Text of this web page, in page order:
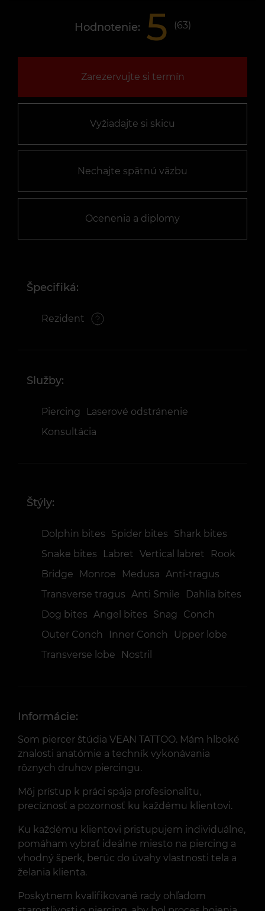
Hodnotenie: 5 (63)
Zarezervujte si termín
Vyžiadajte si skicu
Nechajte spätnú väzbu
Ocenenia a diplomy
Špecifiká:
Rezident
Služby:
Piercing
Laserové odstránenie
Konsultácia
Štýly:
Dolphin bites Spider bites
Shark bites
Snake bites
Labret Vertical labret
Rook
Bridge
Monroe Medusa Anti-tragus
Transverse tragus Anti Smile
Dahlia bites
Dog bites Angel bites Snag
Conch
Outer Conch
Inner Conch
Upper lobe
Transverse lobe
Nostril
Informácie:
Som piercer štúdia VEAN TATTOO. Mám hlboké
znalosti anatómie a techník vykonávania
rôznych druhov piercingu.
Môj prístup k práci spája profesionalitu,
precíznosť a pozornosť ku každému klientovi.
Ku každému klientovi pristupujem individuálne,
pomáham vybrať ideálne miesto na piercing a
vhodný šperk, berúc do úvahy vlastnosti tela a
želania klienta.
Poskytnem kvalifikované rady ohľadom